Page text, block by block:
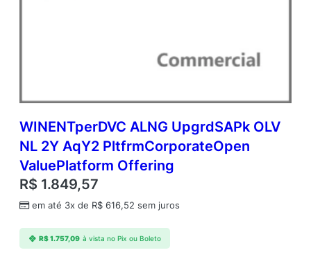
WINENTperDVC ALNG UpgrdSAPk OLV
NL 2Y AqY2 PltfrmCorporateOpen
ValuePlatform Offering
R$ 1.849,57
em até 3x de R$ 616,52 sem juros
R$1.757,09 à vista no Pix ou Boleto